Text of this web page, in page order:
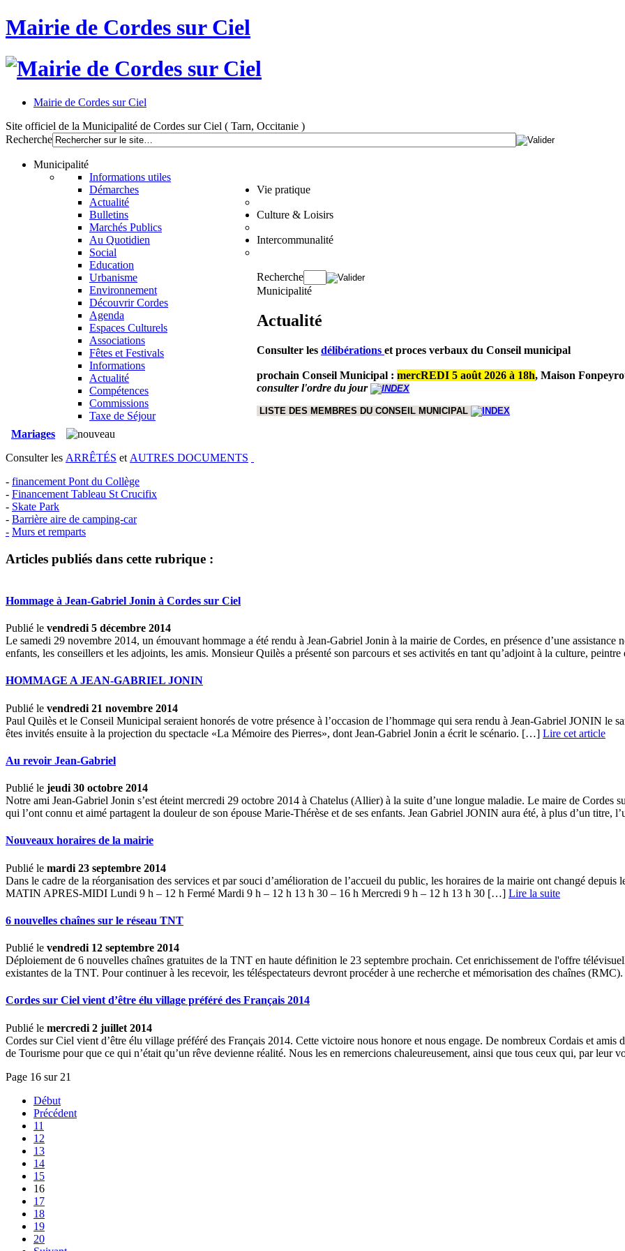
Mairie de Cordes sur Ciel
Mairie de Cordes sur Ciel
Site officiel de la Municipalité de Cordes sur Ciel ( Tarn, Occitanie )
Recherche
Municipalité
Informations utiles
Démarches
Actualité
Bulletins
Marchés Publics
Vie pratique
Au Quotidien
Social
Education
Urbanisme
Environnement
Culture & Loisirs
Découvrir Cordes
Agenda
Espaces Culturels
Associations
Fêtes et Festivals
Intercommunalité
Informations
Actualité
Compétences
Commissions
Taxe de Séjour
Recherche
Municipalité
Actualité
Consulter les délibérations et proces verbaux du Conseil municipal
prochain Conseil Municipal : mercREDI 5 août 2026 à 18h, Maison
consulter l'ordre du jour
LISTE DES MEMBRES DU CONSEIL MUNICIPAL
Mariages
Consulter les ARRÊTÉS et AUTRES DOCUMENTS
- financement Pont du Collège
- Financement Tableau St Crucifix
- Skate Park
- Barrière aire de camping-car
- Murs et remparts
Articles publiés dans cette rubrique :
Hommage à Jean-Gabriel Jonin à Cordes sur Ciel
Publié le vendredi 5 décembre 2014
Le samedi 29 novembre 2014, un émouvant hommage a été rendu à Jean-Gabriel Jonin à la mairie de Cordes, en présence d’une
enfants, les conseillers et les adjoints, les amis. Monsieur Quilès a présenté son parcours et ses activités en tant qu’adjoint à la culture,
HOMMAGE A JEAN-GABRIEL JONIN
Publié le vendredi 21 novembre 2014
Paul Quilès et le Conseil Municipal seraient honorés de votre présence à l’occasion de l’hommage qui sera rendu à Jean-Gabriel JONIN le
êtes invités ensuite à la projection du spectacle «La Mémoire des Pierres», dont Jean-Gabriel Jonin a écrit le scénario. […] Lire cet article
Au revoir Jean-Gabriel
Publié le jeudi 30 octobre 2014
Notre ami Jean-Gabriel Jonin s’est éteint mercredi 29 octobre 2014 à Chatelus (Allier) à la suite d’une longue maladie. Le maire de Cordes
qui l’ont connu et aimé partagent la douleur de son épouse Marie-Thérèse et de ses enfants. Jean Gabriel JONIN aura été, à plus d’un titre,
Nouveaux horaires de la mairie
Publié le mardi 23 septembre 2014
Dans le cadre de la réorganisation des services et par souci d’amélioration de l’accueil du public, les horaires de la mairie ont changé
MATIN APRES-MIDI Lundi 9 h – 12 h Fermé Mardi 9 h – 12 h 13 h 30 – 16 h Mercredi 9 h – 12 h 13 h 30 […] ­ Lire la suite
6 nouvelles chaînes sur le réseau TNT
Publié le vendredi 12 septembre 2014
Déploiement de 6 nouvelles chaînes gratuites de la TNT en haute définition le 23 septembre prochain. Cet enrichissement de l'offre
existantes de la TNT. Pour continuer à les recevoir, les téléspectateurs devront procéder à une recherche et mémorisation des chaînes
Cordes sur Ciel vient d’être élu village préféré des Français 2014
Publié le mercredi 2 juillet 2014
Cordes sur Ciel vient d’être élu village préféré des Français 2014. Cette victoire nous honore et nous engage. De nombreux Cordais et amis
de Tourisme pour que ce qui n’était qu’un rêve devienne réalité. Nous les en remercions chaleureusement, ainsi que tous ceux qui, par leur
Page 16 sur 21
Début
Précédent
11
12
13
14
15
16
17
18
19
20